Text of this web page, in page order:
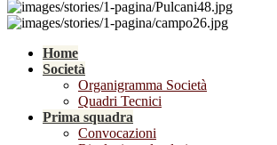
Home
Società
Organigramma Società
Quadri Tecnici
Prima squadra
Convocazioni